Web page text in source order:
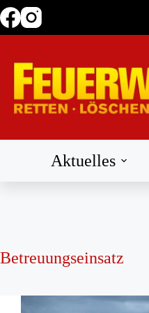
Zum
Inhalt
Aktuelles
Betreuungseinsatz